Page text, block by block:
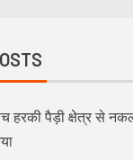
हरकी पैड़ी क्षेत्र से